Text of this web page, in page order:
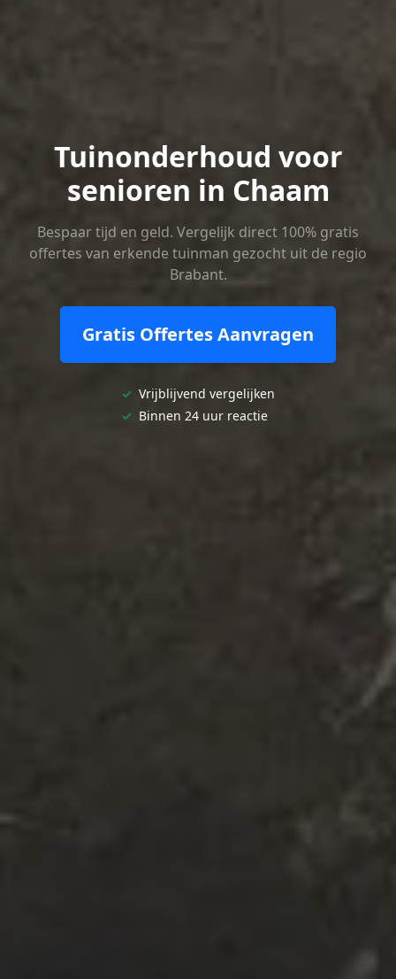
Tuinonderhoud voor
senioren in Chaam
Bespaar tijd en geld. Vergelijk direct 100% gratis
offertes van erkende tuinman gezocht uit de regio
Brabant.
Gratis Offertes Aanvragen
✓ Vrijblijvend vergelijken
✓ Binnen 24 uur reactie